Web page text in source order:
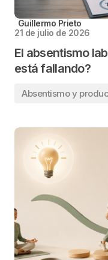
Guillermo Prieto
21 de julio de 2026
El absentismo
está fallando?
Absentismo y